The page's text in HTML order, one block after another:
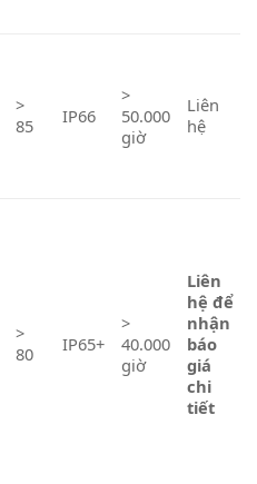
>
85
IP66
>
50.000
giờ
Liên
hệ
>
80
IP65+
>
40.000
giờ
Liên
hệ để
nhận
báo
giá
chi
tiết